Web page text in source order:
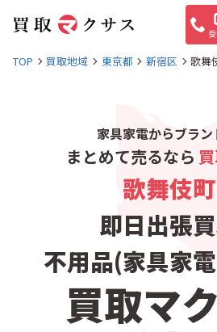
TOP 買取地域 東京都 新宿区 歌舞
家具家電からブラン
まとめて売るなら
歌舞伎町
即日出張
不用品(家具家
買取マ